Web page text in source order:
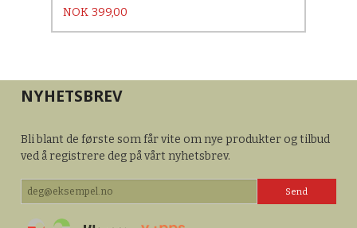
Pris
NOK 399,00
NYHETSBREV
Bli blant de første som får vite om nye produkter og tilbud
ved å registrere deg på vårt nyhetsbrev.